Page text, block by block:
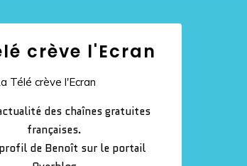
crève l'Ecran
des chaînes gratuites
françaises.
de Benoît sur le portail